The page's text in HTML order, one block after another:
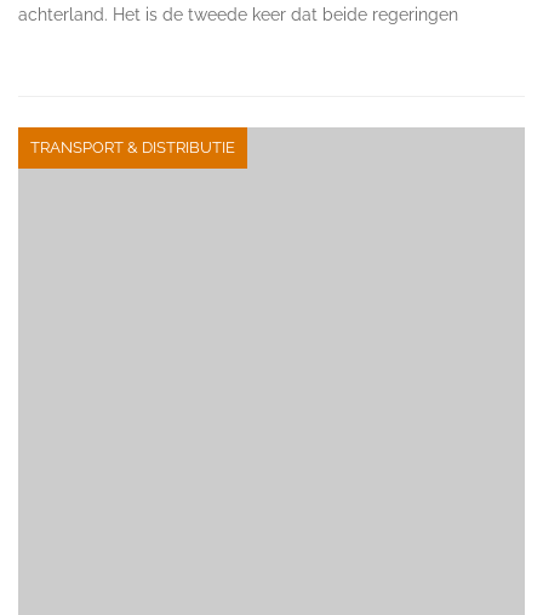
achterland. Het is de tweede keer dat beide regeringen
TRANSPORT & DISTRIBUTIE